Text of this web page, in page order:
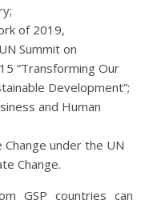
of 2019,
Summit on
“Transforming Our
Development”;
and Human
under the UN
Change.
GSP countries can